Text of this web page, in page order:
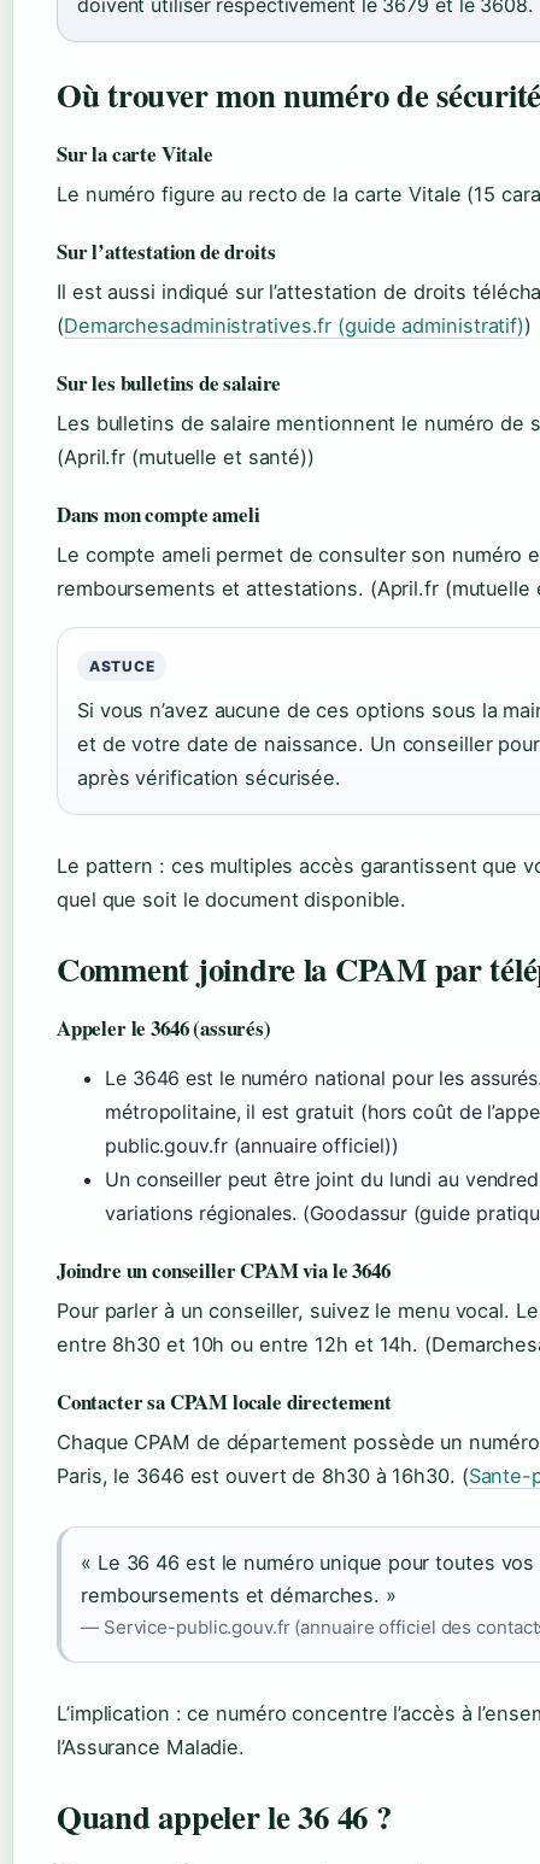
doivent utiliser respectivement le 3679 et le 3608.
Où trouver mon numéro de
Sur la carte Vitale
Le numéro figure au recto de la carte Vitale (15
Sur l’attestation de droits
Il est aussi indiqué sur l’attestation de droits
(Demarchesadministratives.fr (guide administratif))
Sur les bulletins de salaire
Les bulletins de salaire mentionnent le numéro de
(April.fr (mutuelle et santé))
Dans mon compte ameli
Le compte ameli permet de consulter son numéro
remboursements et attestations. (April.fr (mutuelle
ASTUCE
Si vous n’avez aucune de ces options sous la
et de votre date de naissance. Un conseiller
après vérification sécurisée.
Le pattern : ces multiples accès garantissent que
quel que soit le document disponible.
Comment joindre la CPAM par
Appeler le 3646 (assurés)
Le 3646 est le numéro national pour les
métropolitaine, il est gratuit (hors coût de
public.gouv.fr (annuaire officiel))
Un conseiller peut être joint du lundi au
variations régionales. (Goodassur (guide
Joindre un conseiller CPAM via le 3646
Pour parler à un conseiller, suivez le menu vocal.
entre 8h30 et 10h ou entre 12h et 14h.
Contacter sa CPAM locale directement
Chaque CPAM de département possède un
Paris, le 3646 est ouvert de 8h30 à 16h30. (Sante-
« Le 36 46 est le numéro unique pour toutes
remboursements et démarches. »
— Service-public.gouv.fr (annuaire officiel des
L’implication : ce numéro concentre l’accès à
l’Assurance Maladie.
Quand appeler le 36 46 ?